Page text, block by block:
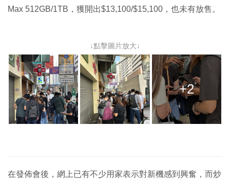
Max 512GB/1TB，獲開出$13,100/$15,100，也未有放售。
↓點擊圖片放大↓
+2
在發佈會後，網上已有不少用家表示對新機感到興奮，而炒